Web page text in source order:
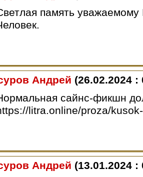
память
Андрей (26.02.2024 :
сайнс-фикшн
litra.online/proza/
Андрей (13.01.2024 :